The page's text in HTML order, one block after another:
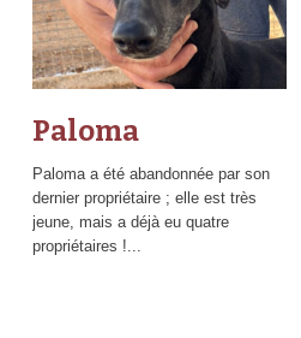
Paloma
Paloma a été abandonnée par son
dernier propriétaire ; elle est très
jeune, mais a déjà eu quatre
propriétaires !...